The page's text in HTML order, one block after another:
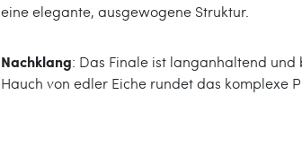
eine elegante, ausgewogene Struktur.
Nachklang: Das Finale ist langanhaltend
Hauch von edler Eiche rundet das komplexe